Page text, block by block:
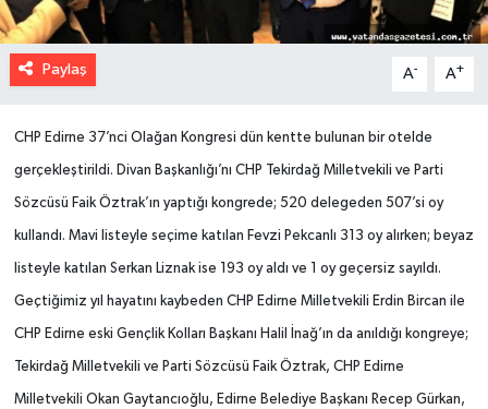
Paylaş A- A+
CHP Edirne 37’nci Olağan Kongresi dün kentte bulunan bir otelde
gerçekleştirildi. Divan Başkanlığı’nı CHP Tekirdağ Milletvekili ve Parti
Sözcüsü Faik Öztrak’ın yaptığı kongrede; 520 delegeden 507’si oy
kullandı. Mavi listeyle seçime katılan Fevzi Pekcanlı 313 oy alırken; beyaz
listeyle katılan Serkan Liznak ise 193 oy aldı ve 1 oy geçersiz sayıldı.
Geçtiğimiz yıl hayatını kaybeden CHP Edirne Milletvekili Erdin Bircan ile
CHP Edirne eski Gençlik Kolları Başkanı Halil İnağ’ın da anıldığı kongreye;
Tekirdağ Milletvekili ve Parti Sözcüsü Faik Öztrak, CHP Edirne
Milletvekili Okan Gaytancıoğlu, Edirne Belediye Başkanı Recep Gürkan,